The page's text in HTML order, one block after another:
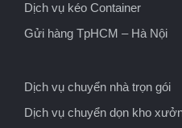
Dịch vụ kéo Container
Gửi hàng TpHCM – Hà Nội
Dịch vụ chuyển nhà trọn gói
Dịch vụ chuyển dọn kho